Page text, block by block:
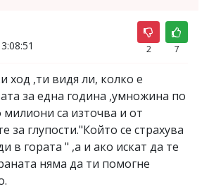
2 7
ход ,ти видя ли, колко е
за една година ,умножина по
са източва и от
за глупости."Който се страхува
в гората " ,а и ако искат да те
няма да ти помогне